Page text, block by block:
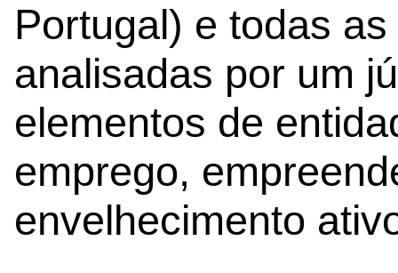
Portugal) e todas
analisadas por um
elementos de
emprego,
envelhecimento